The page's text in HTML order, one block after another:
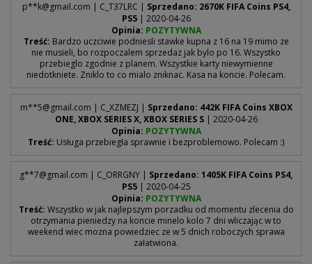
p**k@gmail.com | C_T37LRC | Sprzedano: 2670K FIFA Coins PS4,
PS5 | 2020-04-26
Opinia: POZYTYWNA
Treść: Bardzo uczciwie podniesli stawke kupna z 16 na 19 mimo ze
nie musieli, bo rozpoczalem sprzedaz jak bylo po 16. Wszystko
przebieglo zgodnie z planem. Wszystkie karty niewymienne
niedotkniete. Zniklo to co mialo zniknac. Kasa na koncie. Polecam.
m**5@gmail.com | C_XZMEZJ | Sprzedano: 442K FIFA Coins XBOX
ONE, XBOX SERIES X, XBOX SERIES S | 2020-04-26
Opinia: POZYTYWNA
Treść: Usługa przebiegła sprawnie i bezproblemowo. Polecam :)
g**7@gmail.com | C_ORRGNY | Sprzedano: 1405K FIFA Coins PS4,
PS5 | 2020-04-25
Opinia: POZYTYWNA
Treść: Wszystko w jak najlepszym porzadku od momentu zlecenia do
otrzymania pieniedzy na koncie minelo kolo 7 dni wliczając w to
weekend wiec mozna powiedziec ze w 5 dnich roboczych sprawa
załatwiona.